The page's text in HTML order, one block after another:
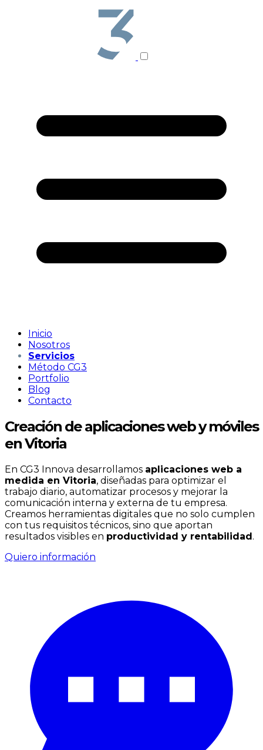
Inicio
Nosotros
Servicios
Método CG3
Portfolio
Blog
Contacto
Creación de aplicaciones web y móviles
en Vitoria
En CG3 Innova desarrollamos aplicaciones web a
medida en Vitoria, diseñadas para optimizar el
trabajo diario, automatizar procesos y mejorar la
comunicación interna y externa de tu empresa.
Creamos herramientas digitales que no solo cumplen
con tus requisitos técnicos, sino que aportan
resultados visibles en productividad y rentabilidad.
Quiero información